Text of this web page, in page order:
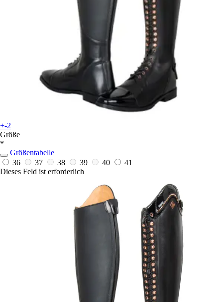
+-2
Größe
*
Größentabelle
36
37 38 39 40
41
Dieses Feld ist erforderlich